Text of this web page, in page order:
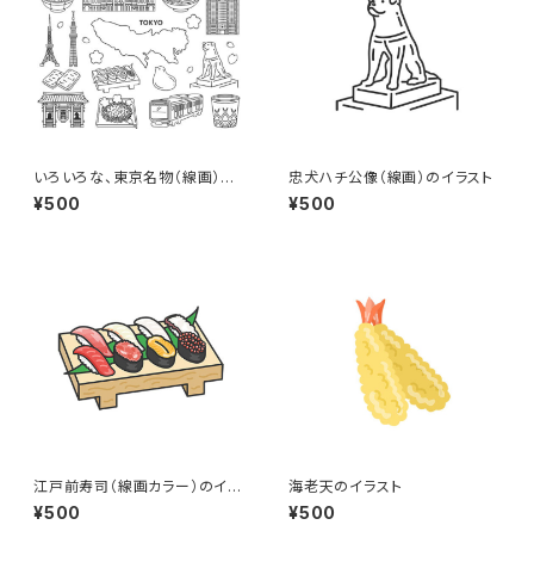
いろいろな、東京名物（線画）の
イラストセット
¥500
忠犬ハチ公像（線画）のイラスト
¥500
江戸前寿司（線画カラー）のイラ
スト
¥500
海老天のイラスト
¥500